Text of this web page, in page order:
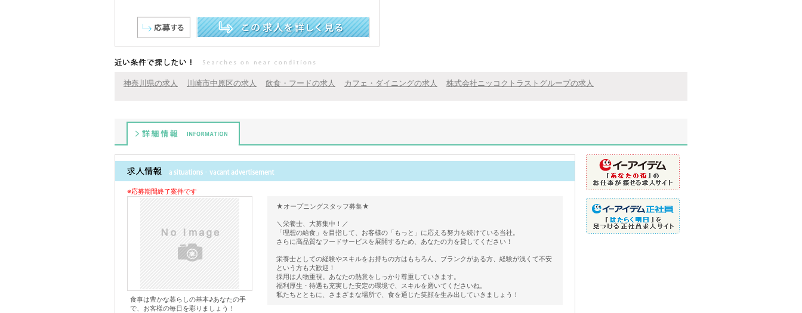
神奈川県の求人 川崎市中原区の求人 飲食・フードの求人 カフェ・ダイニングの求人 株式会社ニッコクトラストグループの求人
※応募期間終了案件です
食事は豊かな暮らしの基本♪あなたの手
で、お客様の毎日を彩りましょう！
★オープニングスタッフ募集★
＼栄養士、大募集中！／
「理想の給食」を目指して、お客様の「もっと」に応える努力を続けている当社。
さらに高品質なフードサービスを展開するため、あなたの力を貸してください！
栄養士としての経験やスキルをお持ちの方はもちろん、ブランクがある方、経験が浅くて不安
という方も大歓迎！
採用は人物重視。あなたの熱意をしっかり尊重していきます。
福利厚生・待遇も充実した安定の環境で、スキルを磨いてくださいね。
私たちとともに、さまざまな場所で、食を通じた笑顔を生み出していきましょう！